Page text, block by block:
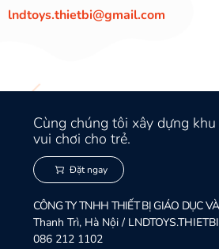
lndtoys.thietbi@gmail.com
Cùng chúng tôi xây dựng khu
vui chơi cho trẻ.
Đặt ngay
CÔNG TY TNHH THIẾT BỊ GIÁO DỤC
Thanh Trì, Hà Nội /
086 212 1102